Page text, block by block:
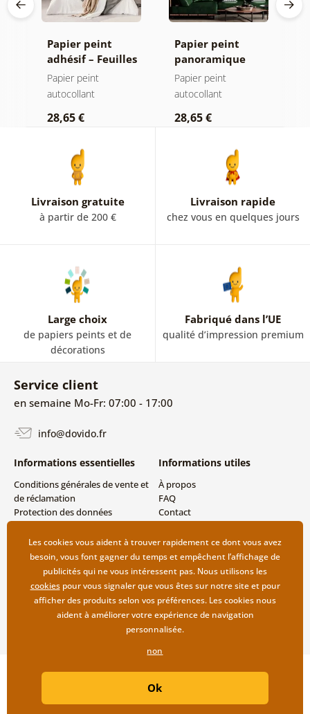
Papier peint
adhésif – Feuilles
avec teinte
pastel
Papier peint
autocollant
28,65 €
Papier peint
panoramique
autocollant –
Forêt dans le
Papier peint
autocollant
28,65 €
Livraison gratuite
à partir de 200 €
Livraison rapide
chez vous en quelques jours
Large choix
de papiers peints et de
décorations
Fabriqué dans l’UE
qualité d’impression premium
Service client
en semaine Mo-Fr: 07:00 - 17:00
info@dovido.fr
Informations essentielles
Conditions générales de vente et
de réclamation
Protection des données
Modes de livraison et de
paiement
Retour des produits
Informations utiles
À propos
FAQ
Contact
Copyright ©2019 © Dovido.fr.
| Boutique en ligne créée par
Les cookies vous aident à trouver rapidement ce dont vous avez
besoin, vous font gagner du temps et empêchent l’affichage de
publicités qui ne vous intéressent pas. Nous utilisons les
cookiespour vous signaler que vous êtes sur notre site et pour
afficher des produits selon vos préférences. Les cookies nous
aident à améliorer votre expérience de navigation
personnalisée.
non
Ok